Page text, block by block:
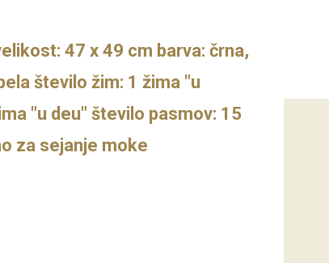
47 x 49 cm barva: črna,
število žim: 1 žima "u
"u deu" število pasmov: 15
za sejanje moke